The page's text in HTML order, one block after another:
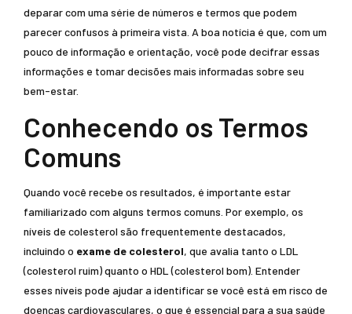
deparar com uma série de números e termos que podem
parecer confusos à primeira vista. A boa notícia é que, com um
pouco de informação e orientação, você pode decifrar essas
informações e tomar decisões mais informadas sobre seu
bem-estar.
Conhecendo os Termos
Comuns
Quando você recebe os resultados, é importante estar
familiarizado com alguns termos comuns. Por exemplo, os
níveis de colesterol são frequentemente destacados,
incluindo o exame de colesterol, que avalia tanto o LDL
(colesterol ruim) quanto o HDL (colesterol bom). Entender
esses níveis pode ajudar a identificar se você está em risco de
doenças cardiovasculares, o que é essencial para a sua saúde